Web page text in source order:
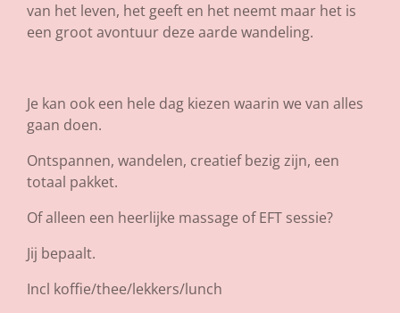
van het leven, het geeft en het neemt maar het is
een groot avontuur deze aarde wandeling.
Je kan ook een hele dag kiezen waarin we van alles
gaan doen.
Ontspannen, wandelen, creatief bezig zijn, een
totaal pakket.
Of alleen een heerlijke massage of EFT sessie?
Jij bepaalt.
Incl koffie/thee/lekkers/lunch